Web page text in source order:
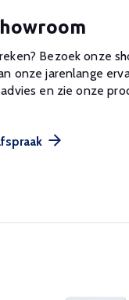
Bezoek onze
onze jarenlange
en zie onze